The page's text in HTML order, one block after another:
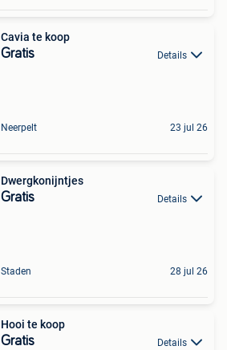
Cavia te koop
Gratis Details
Neerpelt 23 jul 26
Dwergkonijntjes
Gratis Details
Staden 28 jul 26
Hooi te koop
Gratis Details